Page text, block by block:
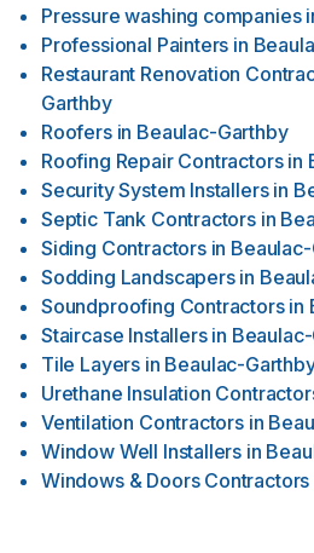
Pressure washing companies
Professional Painters in
Restaurant Renovation
Garthby
Roofers in Beaulac-Garthby
Roofing Repair Contractors in
Security System Installers in
Septic Tank Contractors in
Siding Contractors in
Sodding Landscapers in
Soundproofing Contractors in
Staircase Installers in
Tile Layers in Beaulac-
Urethane Insulation
Ventilation Contractors in
Window Well Installers in
Windows & Doors Contractors